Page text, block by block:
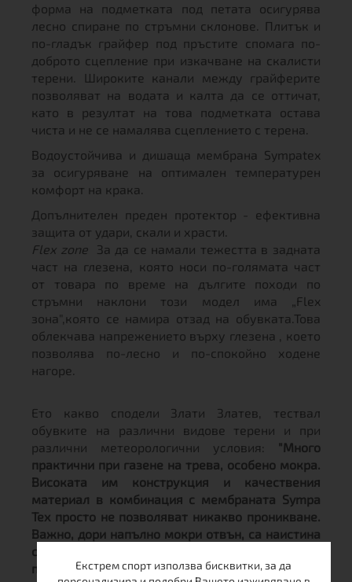
форма на подметката под петата осигурява
лесно спиране по стръмни склонове. Плитък и
по-гладък грайфер под пръстите спомага по-
доброто сцепление при изкачване на скалисти
терени. Широките канали между грайферите
позволяват на водата и калта да се оттичат,
като в резултат на това подметката остава
чиста и не се намалява сцеплението с терена.
Водоустойчива и дишаща мембрана Sympatex
за осигуряване на оптимален температурен
комфорт на крака.
Допълнителен преден протектор - ефективна
защита от удари, скали и храсти.
Flex zone
За да се намали тежестта в задната
част на глезена, която носи по-голямата част
от товара по време на дългите походи по
стръмни наклони този модел има „Flex
зона",която се намира отзад на обувката.Това
облекчава напрежението върху глезена , което
позволява по-лесно и по-спокойно ходене
нагоре.
Ето какво сподели Злати Златев, тествал
обувките на различни видове терени и при
различни метеорологични условия:
"Много
практични при газене на трева, особено мокра.
Високата им конструкция и качествения
материал в комбинация с мембраната Sympa
Tex просто не позволяват никакво проникване.
Важно, дори напълно мокри отвън, са наистина
сухи отвътре. Чорапите остават напълно сухи и
при няколкочасово газене из влажни треви и
Екстрем спорт използва бисквитки, за да